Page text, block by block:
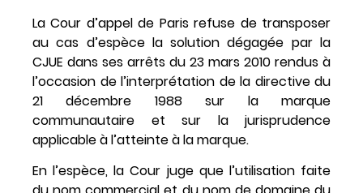
La Cour d’appel de Paris refuse de transposer
au cas d’espèce la solution dégagée par la
CJUE dans ses arrêts du 23 mars 2010 rendus à
l’occasion de l’interprétation de la directive du
21 décembre 1988 sur la marque
communautaire et sur la jurisprudence
applicable à l’atteinte à la marque.
En l’espèce, la Cour juge que l’utilisation faite